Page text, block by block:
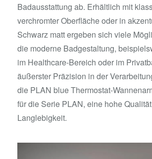
Badausstattung ab. Erhältlich mit
verchromter Oberfläche oder in
Schwarz matt ergeben sich viele
die moderne Badgestaltung,
im Healthcare-Bereich oder im
äußerster Präzision in der
die PLAN blue Thermostat-
für die Serie PLAN, eine hohe
Langlebigkeit.